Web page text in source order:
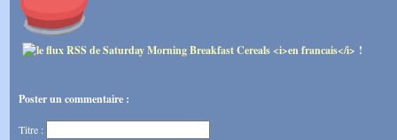
Poster un commentaire :
Titre :